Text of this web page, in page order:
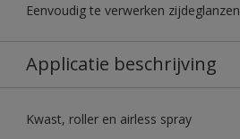
Eenvoudig te verwerken
Applicatie beschrijving
Kwast, roller en airless spray